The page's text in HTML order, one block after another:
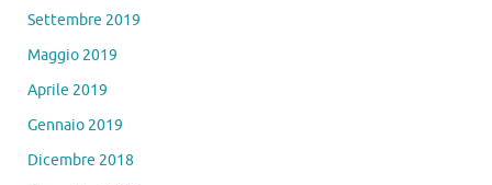
Settembre 2019
Maggio 2019
Aprile 2019
Gennaio 2019
Dicembre 2018